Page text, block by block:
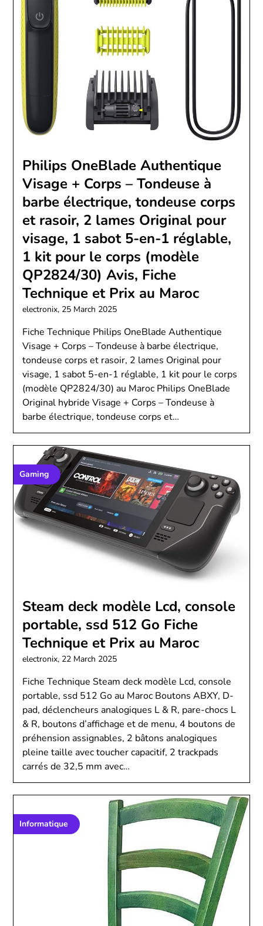
Philips OneBlade Authentique
Visage + Corps – Tondeuse à
barbe électrique, tondeuse corps
et rasoir, 2 lames Original pour
visage, 1 sabot 5-en-1 réglable,
1 kit pour le corps (modèle
QP2824/30) Avis, Fiche
Technique et Prix au Maroc
electronix, 25 March 2025
Fiche Technique Philips OneBlade Authentique
Visage + Corps – Tondeuse à barbe électrique,
tondeuse corps et rasoir, 2 lames Original pour
visage, 1 sabot 5-en-1 réglable, 1 kit pour le corps
(modèle QP2824/30) au Maroc Philips OneBlade
Original hybride Visage + Corps – Tondeuse à
barbe électrique, tondeuse corps et…
Gaming
Steam deck modèle Lcd, console
portable, ssd 512 Go Fiche
Technique et Prix au Maroc
electronix, 22 March 2025
Fiche Technique Steam deck modèle Lcd, console
portable, ssd 512 Go au Maroc Boutons ABXY, D-
pad, déclencheurs analogiques L & R, pare-chocs L
& R, boutons d’affichage et de menu, 4 boutons de
préhension assignables, 2 bâtons analogiques
pleine taille avec toucher capacitif, 2 trackpads
carrés de 32,5 mm avec…
Informatique